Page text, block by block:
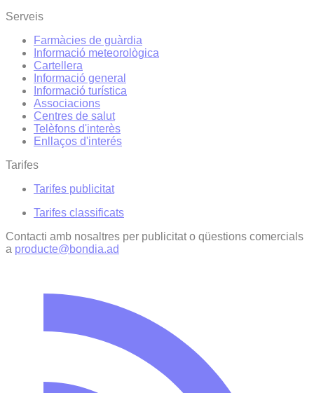
Serveis
Farmàcies de guàrdia
Informació meteorològica
Cartellera
Informació general
Informació turística
Associacions
Centres de salut
Telèfons d'interès
Enllaços d'interés
Tarifes
Tarifes publicitat
Tarifes classificats
Contacti amb nosaltres per publicitat o qüestions comercials
a producte@bondia.ad